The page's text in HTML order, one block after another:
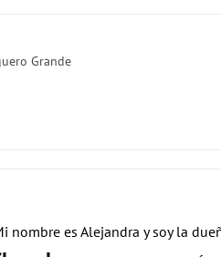
Grande
nombre es Alejandra y soy la